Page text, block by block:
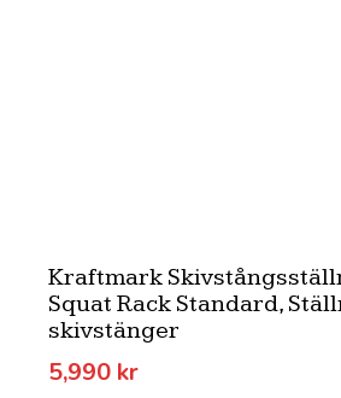
Kraftmark
Squat Rack Standard,
skivstänger
5,990 kr